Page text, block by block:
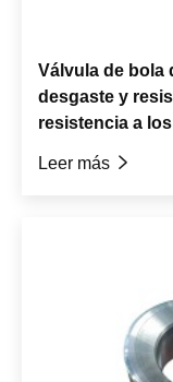
Válvula de bola
desgaste y
resistencia a
Leer más 